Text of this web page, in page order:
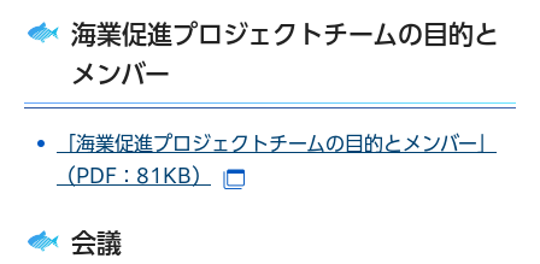
海業促進プロジェクトチームの目的と
メンバー
「海業促進プロジェクトチームの目的とメンバー」
（PDF：81KB）
会議